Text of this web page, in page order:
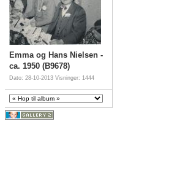
Emma og Hans Nielsen -
ca. 1950 (B9678)
Dato: 28-10-2013 Visninger: 1444